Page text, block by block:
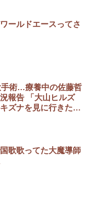
ールドエースってさ
術…療養中の佐藤哲
報告 「大山ヒルズ
ズナを見に行きた
歌歌ってた大魔導師